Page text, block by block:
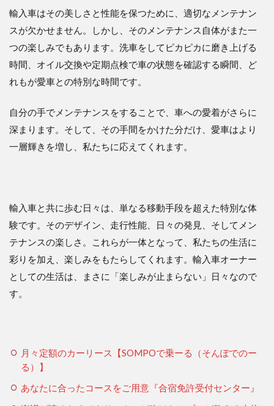
輸入車はその美しさと性能を保つために、適切なメンテナン
スが欠かせません。しかし、そのメンテナンス自体がまた一
つの楽しみでもあります。洗車をしてピカピカに磨き上げる
時間、オイル交換や定期点検で車の状態を確認する瞬間、ど
れもが愛車との特別な時間です。
自分の手でメンテナンスをすることで、車への愛着がさらに
深まります。そして、その手間をかけた分だけ、愛車はより
一層輝きを増し、私たちに応えてくれます。
輸入車と共に歩む日々は、単なる移動手段を超えた特別な体
験です。そのデザイン、走行性能、日々の発見、そしてメン
テナンスの楽しさ。これらが一体となって、私たちの生活に
彩りを加え、楽しみをもたらしてくれます。輸入車オーナー
としての生活は、まさに「楽しみが止まらない」日々なので
す。
月々定額のカーリース【SOMPOで乗ーる（そんぽでのー
る）】
あなたに合ったコースをご用意『合宿免許受付センター』